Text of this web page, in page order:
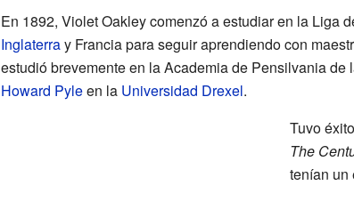
En 1892, Violet Oakley comenzó a estudiar en la Liga
Inglaterray Francia para seguir aprendiendo con
estudió brevemente en la Academia de Pensilvania
Howard Pyleen la Universidad Drexel.
Tuvo
The
tenían un